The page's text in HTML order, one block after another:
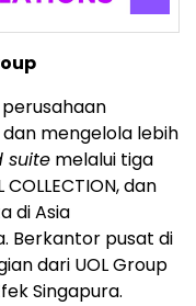
mengelola lebih
suite melalui tiga
dan
di Asia
Berkantor pusat di
dari UOL Group
Singapura.